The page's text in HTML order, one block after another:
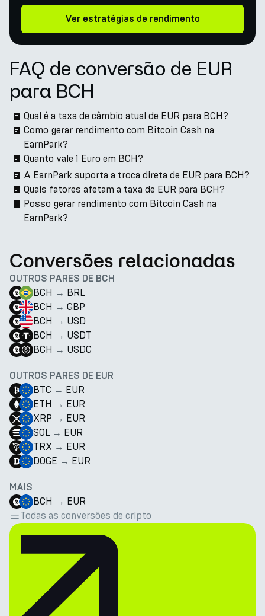
Ver estratégias de rendimento
FAQ de conversão de EUR
para BCH
Qual é a taxa de câmbio atual de EUR para BCH?
Como gerar rendimento com Bitcoin Cash na
EarnPark?
Quanto vale 1 Euro em BCH?
A EarnPark suporta a troca direta de EUR para BCH?
Quais fatores afetam a taxa de EUR para BCH?
Posso gerar rendimento com Bitcoin Cash na
EarnPark?
Conversões relacionadas
OUTROS PARES DE BCH
BCH → BRL
BCH → GBP
BCH → USD
BCH → USDT
BCH → USDC
OUTROS PARES DE EUR
BTC → EUR
ETH → EUR
XRP → EUR
SOL → EUR
TRX → EUR
DOGE → EUR
MAIS
BCH → EUR
Todas as conversões de cripto